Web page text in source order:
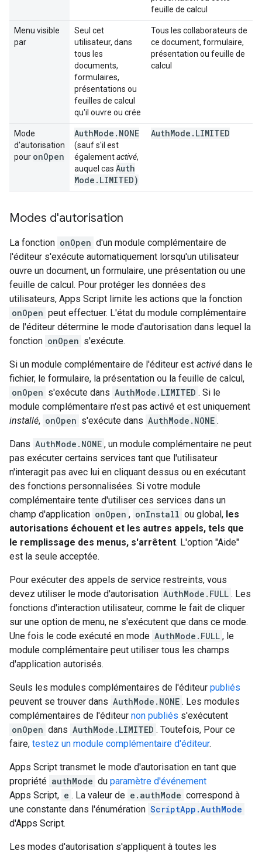
feuille de calcul
Menu visible
par
Seul cet
utilisateur, dans
tous les
documents,
formulaires,
présentations ou
feuilles de calcul
qu'il ouvre ou crée
Tous les collaborateurs de
ce document, formulaire,
présentation ou feuille de
calcul
Mode
d'autorisation
pour onOpen
AuthMode . NONE
(sauf s'il est
égalementactivé,
auquel cas Auth
Mode . LIMITED)
AuthMode . LIMITED
Modes d'autorisation
La fonction onOpen d'un module complémentaire de
l'éditeur s'exécute automatiquement lorsqu'un utilisateur
ouvre un document, un formulaire, une présentation ou une
feuille de calcul. Pour protéger les données des
utilisateurs, Apps Script limite les actions que la fonction
onOpen peut effectuer. L'état du module complémentaire
de l'éditeur détermine le mode d'autorisation dans lequel la
fonction onOpen s'exécute.
Si un module complémentaire de l'éditeur est activé dans le
fichier, le formulaire, la présentation ou la feuille de calcul,
onOpen s'exécute dans AuthMode.LIMITED . Si le
module complémentaire n'est pas activé et est uniquement
installé, onOpen s'exécute dans AuthMode.NONE .
Dans AuthMode.NONE , un module complémentaire ne peut
pas exécuter certains services tant que l'utilisateur
n'interagit pas avec lui en cliquant dessus ou en exécutant
des fonctions personnalisées. Si votre module
complémentaire tente d'utiliser ces services dans un
champ d'application onOpen , onInstall ou global, les
autorisations échouent et les autres appels, tels que
le remplissage des menus, s'arrêtent. L'option "Aide"
est la seule acceptée.
Pour exécuter des appels de service restreints, vous
devez utiliser le mode d'autorisation AuthMode.FULL . Les
fonctions d'interaction utilisateur, comme le fait de cliquer
sur une option de menu, ne s'exécutent que dans ce mode.
Une fois le code exécuté en mode AuthMode.FULL , le
module complémentaire peut utiliser tous les champs
d'application autorisés.
Seuls les modules complémentaires de l'éditeur publiés
peuvent se trouver dans AuthMode.NONE . Les modules
complémentaires de l'éditeur non publiés s'exécutent
onOpen dans AuthMode.LIMITED . Toutefois, Pour ce
faire, testez un module complémentaire d'éditeur.
Apps Script transmet le mode d'autorisation en tant que
propriété authMode du paramètre d'événement
Apps Script, e . La valeur de e.authMode correspond à
une constante dans l'énumération ScriptApp.AuthMode
d'Apps Script.
Les modes d'autorisation s'appliquent à toutes les